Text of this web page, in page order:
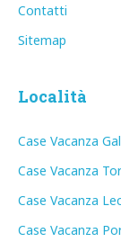
Contatti
Sitemap
Località
Case Vacanza
Case Vacanza
Case Vacanza
Case Vacanza